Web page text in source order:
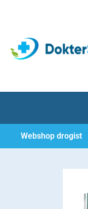
Webshop drogist